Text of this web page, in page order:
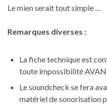
Le mien serait tout simple …
Remarques diverses :
La fiche technique est
toute impossibilité
Le soundcheck se fera
matériel de sonorisation